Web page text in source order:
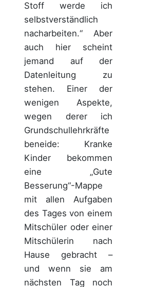
Stoff werde ich
selbstverständlich
nacharbeiten.“ Aber
auch hier scheint
jemand auf der
Datenleitung zu
stehen. Einer der
wenigen Aspekte,
wegen derer ich
Grundschullehrkräfte
beneide: Kranke
Kinder bekommen
eine „Gute
Besserung“-Mappe
mit allen Aufgaben
des Tages von einem
Mitschüler oder einer
Mitschülerin nach
Hause gebracht –
und wenn sie am
nächsten Tag noch